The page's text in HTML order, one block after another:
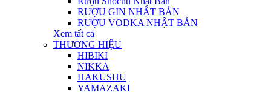
RƯỢU GIN NHẬT BẢN
RƯỢU VODKA NHẬT BẢN
Xem tất cả
THƯƠNG HIỆU
HIBIKI
NIKKA
HAKUSHU
YAMAZAKI